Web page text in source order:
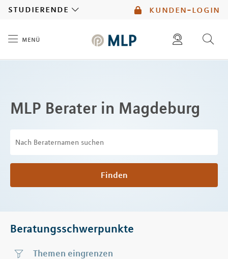
kunden-login
studierende
menü
MLP Berater in Magdeburg
Finden
Beratungsschwerpunkte
Themen